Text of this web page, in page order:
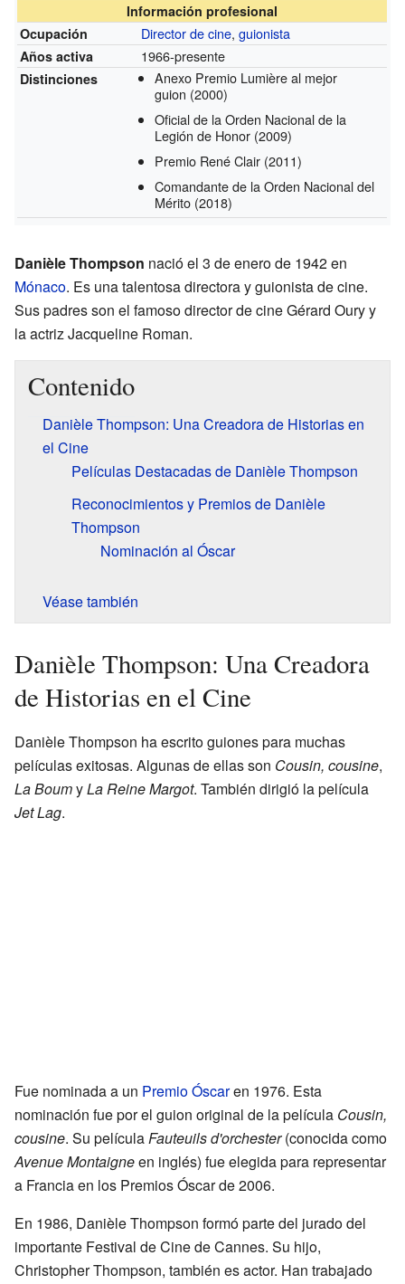
Información profesional
Ocupación
Director de cine,guionista
Años activa 1966-presente
Distinciones
Anexo Premio Lumière al mejor
guion (2000)
Oficial de la Orden Nacional de la
Legión de Honor (2009)
Premio René Clair (2011)
Comandante de la Orden Nacional del
Mérito (2018)
Danièle Thompson nació el 3 de enero de 1942 en
Mónaco. Es una talentosa directora y guionista de cine.
Sus padres son el famoso director de cine Gérard Oury y
la actriz Jacqueline Roman.
Contenido
Danièle Thompson: Una Creadora de Historias en
el Cine
Películas Destacadas de Danièle Thompson
Reconocimientos y Premios de Danièle
Thompson
Nominación al Óscar
Véase también
Danièle Thompson: Una Creadora
de Historias en el Cine
Danièle Thompson ha escrito guiones para muchas
películas exitosas. Algunas de ellas son Cousin, cousine,
La BoumyLa Reine Margot. También dirigió la película
Jet Lag.
Fue nominada a un Premio Óscaren 1976. Esta
nominación fue por el guion original de la película Cousin,
cousine. Su películaFauteuils d'orchester(conocida como
Avenue Montaigneen inglés) fue elegida para representar
a Francia en los Premios Óscar de 2006.
En 1986, Danièle Thompson formó parte del jurado del
importante Festival de Cine de Cannes. Su hijo,
Christopher Thompson, también es actor. Han trabajado